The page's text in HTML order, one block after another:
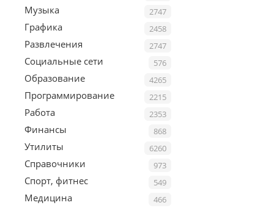
2747
Музыка
2458
Графика
2747
Развлечения
576
Социальные сети
4265
Образование
2215
Программирование
2353
Работа
868
Финансы
6260
Утилиты
973
Справочники
549
Спорт, фитнес
466
Медицина